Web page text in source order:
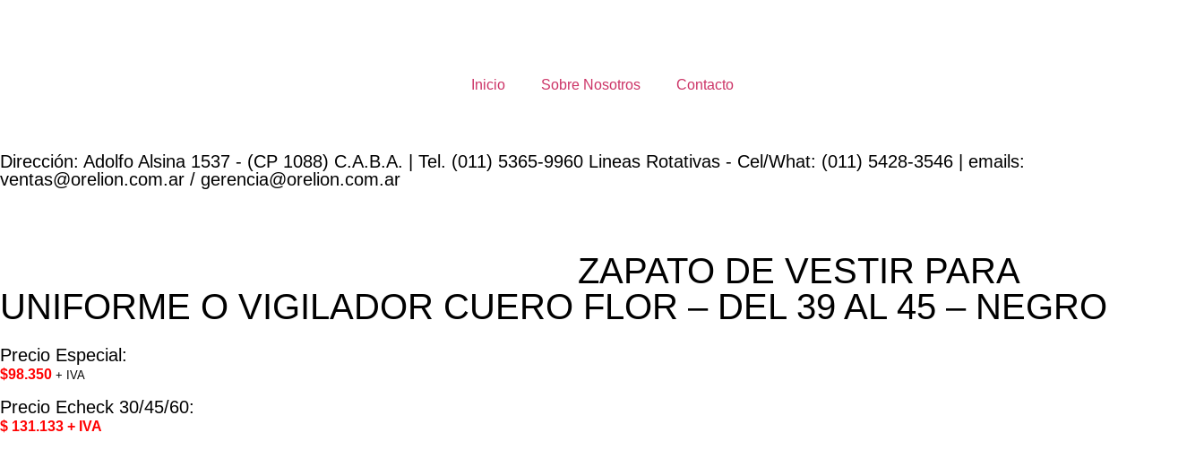
Inicio Sobre Nosotros Contacto
Dirección: Adolfo Alsina 1537 - (CP 1088) C.A.B.A. | Tel. (011) 5365-9960 Lineas Rotativas - Cel/What: (011) 5428-3546 | emails:
ventas@orelion.com.ar / gerencia@orelion.com.ar
ZAPATO DE VESTIR PARA
UNIFORME O VIGILADOR CUERO FLOR – DEL 39 AL 45 – NEGRO
Precio Especial:
$98.350 + IVA
Precio Echeck 30/45/60:
$ 131.133 + IVA